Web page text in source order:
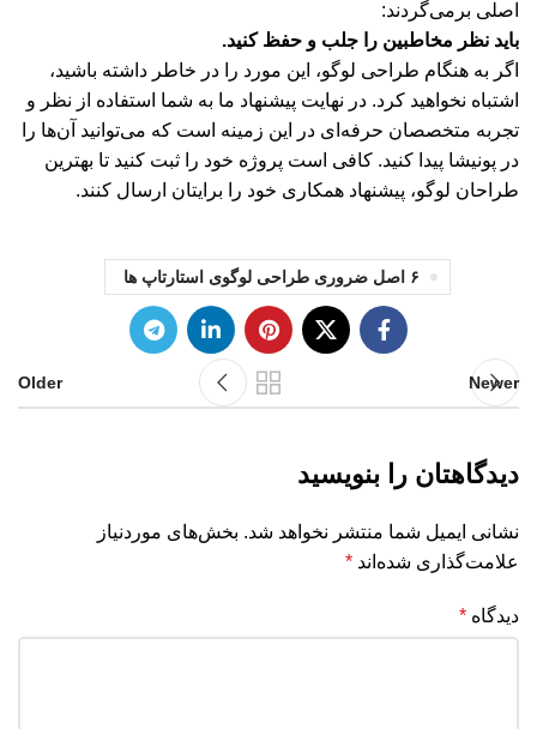
اصلی برمی‌گردند:
باید نظر مخاطبین را جلب و حفظ کنید.
اگر به هنگام طراحی لوگو، این مورد را در خاطر داشته باشید،
اشتباه نخواهید کرد. در نهایت پیشنهاد ما به شما استفاده از نظر و
تجربه متخصصان حرفه‌ای در این زمینه است که می‌توانید آن‌ها را
در پونیشا پیدا کنید. کافی است پروژه خود را ثبت کنید تا بهترین
طراحان لوگو، پیشنهاد همکاری خود را برایتان ارسال کنند.
۶ اصل ضروری طراحی لوگوی استارتاپ ها
Newer
Older
دیدگاهتان را بنویسید
نشانی ایمیل شما منتشر نخواهد شد. بخش‌های موردنیاز
علامت‌گذاری شده‌اند *
دیدگاه *